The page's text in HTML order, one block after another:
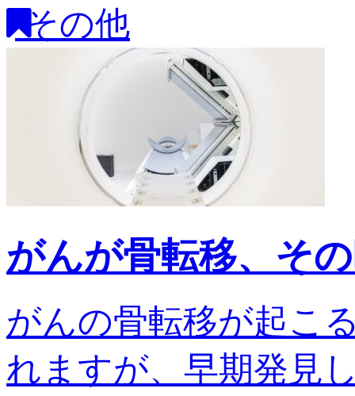
その他
がんが骨転移、そ
がんの骨転移が起こ
れますが、早期発見